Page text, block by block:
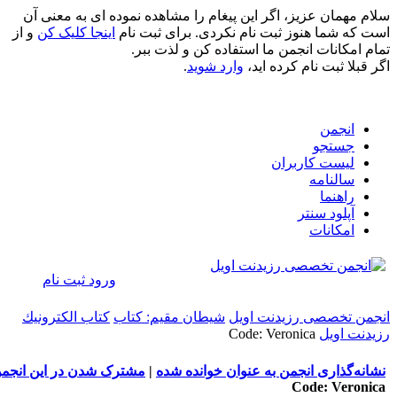
عزیز، اگر این پیغام را مشاهده نموده ای به معنی آن
شما هنوز ثبت نام نکردی. برای ثبت ناماینجا کلیک کنو از
انجمن ما استفاده کن و لذت ببر.
ثبت نام کرده اید، وارد شوید .
انجمن
جستجو
لیست کاربران
سالنامه
راهنما
آپلود سنتر
امکانات
ثبت نام
تخصصی رزیدنت اویل شيطان مقيم: كتاب كتاب الكترونيك
اویل Code: Veronica
انجمن به عنوان خوانده شده|مشترک شدن در این انجمن
Code: